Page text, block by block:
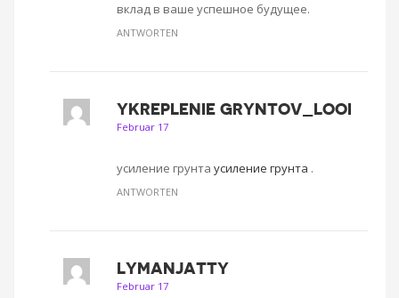
вклад в ваше успешное будущее.
ANTWORTEN
YKREPLENIE GRYNTOV_LOOI
Februar 17
усиление грунта усиление грунта .
ANTWORTEN
LYMANJATTY
Februar 17